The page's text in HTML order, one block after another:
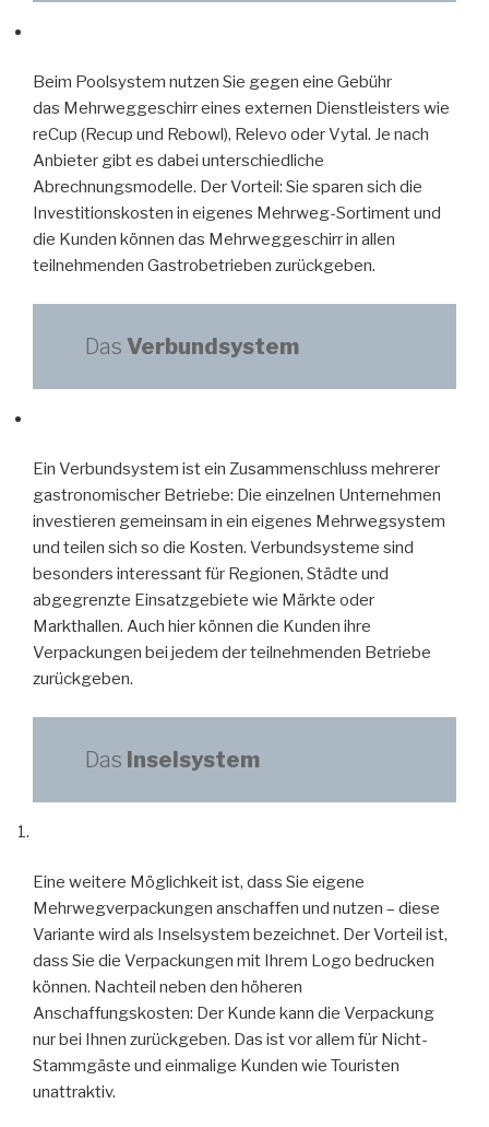
Beim Poolsystem nutzen Sie gegen eine Gebühr
das Mehrweggeschirr eines externen Dienstleisters wie
reCup (Recup und Rebowl), Relevo oder Vytal. Je nach
Anbieter gibt es dabei unterschiedliche
Abrechnungsmodelle. Der Vorteil: Sie sparen sich die
Investitionskosten in eigenes Mehrweg-Sortiment und
die Kunden können das Mehrweggeschirr in allen
teilnehmenden Gastrobetrieben zurückgeben.
Das Verbundsystem
Ein Verbundsystem ist ein Zusammenschluss mehrerer
gastronomischer Betriebe: Die einzelnen Unternehmen
investieren gemeinsam in ein eigenes Mehrwegsystem
und teilen sich so die Kosten. Verbundsysteme sind
besonders interessant für Regionen, Städte und
abgegrenzte Einsatzgebiete wie Märkte oder
Markthallen. Auch hier können die Kunden ihre
Verpackungen bei jedem der teilnehmenden Betriebe
zurückgeben.
Das Inselsystem
Eine weitere Möglichkeit ist, dass Sie eigene
Mehrwegverpackungen anschaffen und nutzen – diese
Variante wird als Inselsystem bezeichnet. Der Vorteil ist,
dass Sie die Verpackungen mit Ihrem Logo bedrucken
können. Nachteil neben den höheren
Anschaffungskosten: Der Kunde kann die Verpackung
nur bei Ihnen zurückgeben. Das ist vor allem für Nicht-
Stammgäste und einmalige Kunden wie Touristen
unattraktiv.